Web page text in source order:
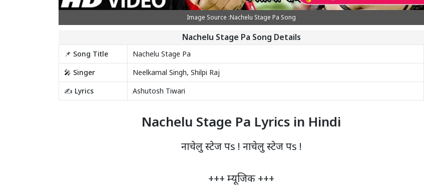
Image Source :Nachelu Stage Pa Song
Nachelu Stage Pa Song Details
📌 Song Title
Nachelu Stage Pa
🎤 Singer
Neelkamal Singh, Shilpi Raj
✍️ Lyrics
Ashutosh Tiwari
Nachelu Stage Pa Lyrics in Hindi
नाचेलु स्टेज पs ! नाचेलु स्टेज पs !
+++ म्यूजिक +++